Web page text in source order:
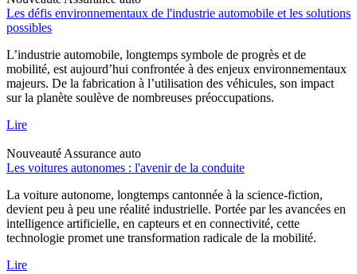
Les défis environnementaux de l'industrie automobile et les solutions
possibles
L’industrie automobile, longtemps symbole de progrès et de
mobilité, est aujourd’hui confrontée à des enjeux environnementaux
majeurs. De la fabrication à l’utilisation des véhicules, son impact
sur la planète soulève de nombreuses préoccupations.
Lire
Nouveauté Assurance auto
Les voitures autonomes : l'avenir de la conduite
La voiture autonome, longtemps cantonnée à la science-fiction,
devient peu à peu une réalité industrielle. Portée par les avancées en
intelligence artificielle, en capteurs et en connectivité, cette
technologie promet une transformation radicale de la mobilité.
Lire